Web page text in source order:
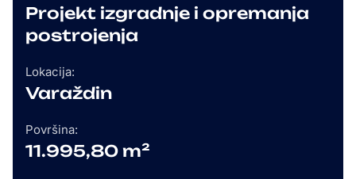
Projekt izgradnje i opremanja
postrojenja
Lokacija:
Varaždin
Površina:
11.995,80 m²